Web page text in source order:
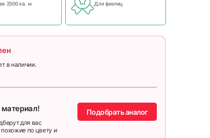
2500 кв. м Для физлиц
в наличии.
для вас
по цвету и
Подобрать аналог